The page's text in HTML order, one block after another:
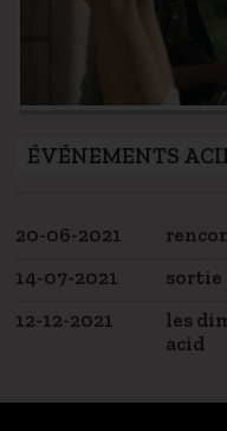
ÉVÉNEMENTS
20-06-2021
14-07-2021
sortie
12-12-2021
les
acid